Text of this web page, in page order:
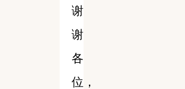
谢
谢
各
位，